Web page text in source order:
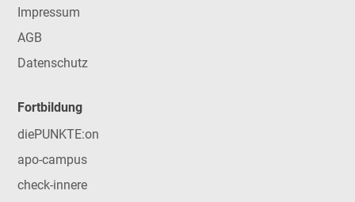
Impressum
AGB
Datenschutz
Fortbildung
diePUNKTE:on
apo-campus
check-innere